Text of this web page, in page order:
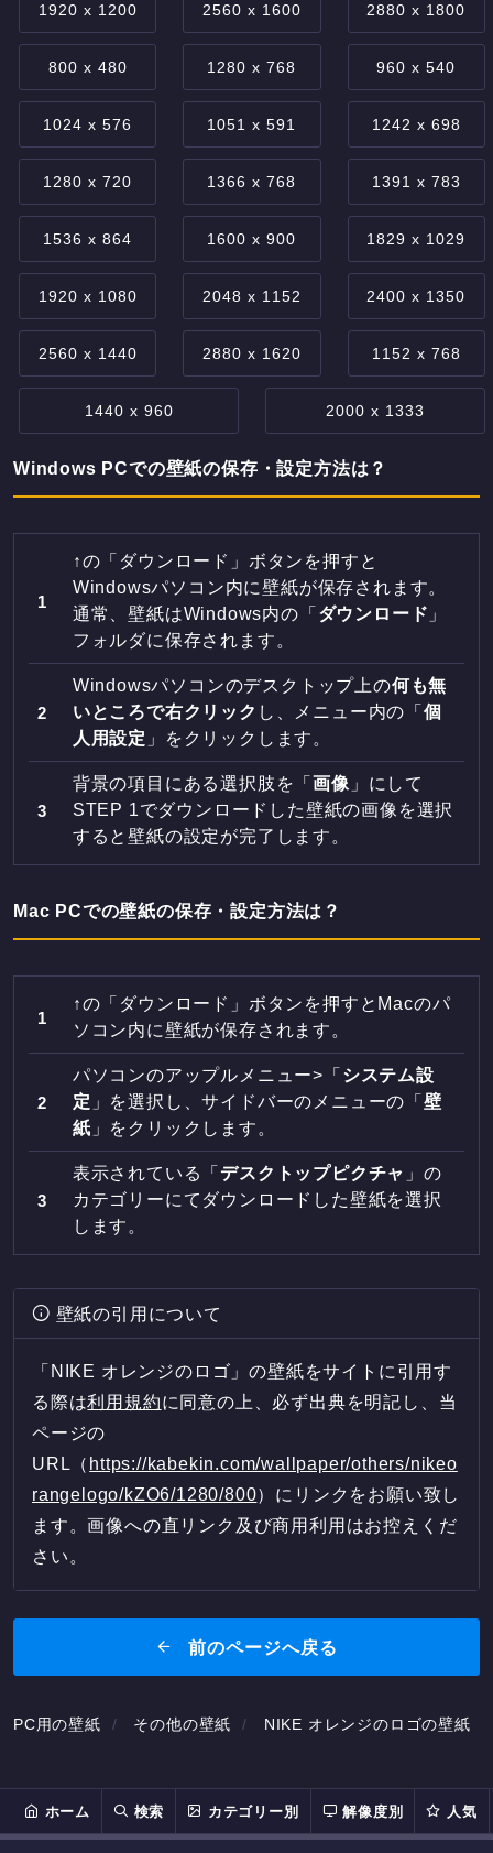
1920 x 1200 2560 x 1600 2880 x 1800
800 x 480 1280 x 768 960 x 540
1024 x 576 1051 x 591 1242 x 698
1280 x 720 1366 x 768 1391 x 783
1536 x 864 1600 x 900 1829 x 1029
1920 x 1080 2048 x 1152 2400 x 1350
2560 x 1440 2880 x 1620 1152 x 768
1440 x 960 2000 x 1333
Windows PCでの壁紙の保存・設定方法は？
↑の「ダウンロード」ボタンを押すと
Windowsパソコン内に壁紙が保存されます。
通常、壁紙はWindows内の「 ダウンロード 」
フォルダに保存されます。
Windowsパソコンのデスクトップ上の何も無
いところで右クリック し、メニュー内の「 個
人用設定 」をクリックします。
背景の項目にある選択肢を「画像 」にして
STEP 1でダウンロードした壁紙の画像を選択
すると壁紙の設定が完了します。
Mac PCでの壁紙の保存・設定方法は？
↑の「ダウンロード」ボタンを押すとMacのパ
ソコン内に壁紙が保存されます。
パソコンのアップルメニュー>「 システム設
定 」を選択し、サイドバーのメニューの「壁
紙 」をクリックします。
表示されている「 デスクトップピクチャ 」の
カテゴリーにてダウンロードした壁紙を選択
します。
壁紙の引用について
「NIKE オレンジのロゴ」の壁紙をサイトに引用す
る際は利用規約に同意の上、必ず出典を明記し、当
ページの
URL（ https://kabekin.com/wallpaper/others/nikeo
rangelogo/kZO6/1280/800）にリンクをお願い致し
ます。画像への直リンク及び商用利用はお控えくだ
さい。
前のページへ戻る
PC用の壁紙 その他の壁紙 NIKE オレンジのロゴの壁紙
ホーム 検索 カテゴリー別 解像度別 人気